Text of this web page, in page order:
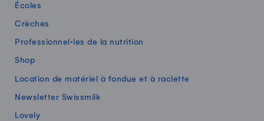
Écoles
Crèches
Professionnel·les de la nutrition
Shop
Location de matériel à fondue et à raclette
Newsletter Swissmilk
Lovely